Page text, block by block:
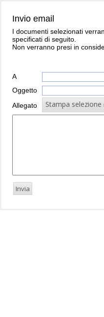
Invio email
I documenti selezionati
specificati di seguito.
Non verranno presi in
A
Oggetto
Allegato
Stampa